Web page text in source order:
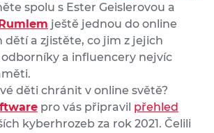
spolu s Ester Geislerovou a
ještě jednou do online
dětí a zjistěte, co jim z jejich
odborníky a influencery nejvíc
děti chránit v online světě?
pro vás připravil přehled
kyberhrozeb za rok 2021. Čelili